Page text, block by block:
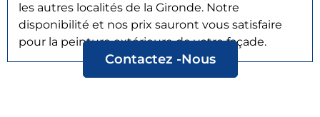
les autres localités de la Gironde. Notre
disponibilité et nos prix sauront vous satisfaire
pour la peinture extérieure de votre façade.
Contactez -Nous